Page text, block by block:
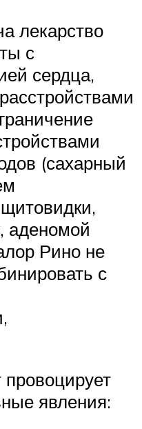
лекарство
с
сердца,
(сахарный
аденомой
Рино не
с
явления: